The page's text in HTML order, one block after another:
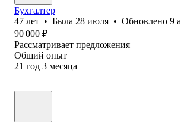
Бухгалтер
47 лет • Была 28 июля • Обновлено 9
90 000 ₽
Рассматривает предложения
Общий опыт
21 год 3 месяца